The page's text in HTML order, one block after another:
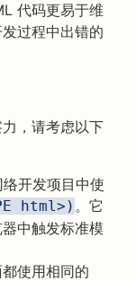
代码更易于维
过程中出错的
，请考虑以下
开发项目中使
html>) 。它
中触发标准模
使用相同的